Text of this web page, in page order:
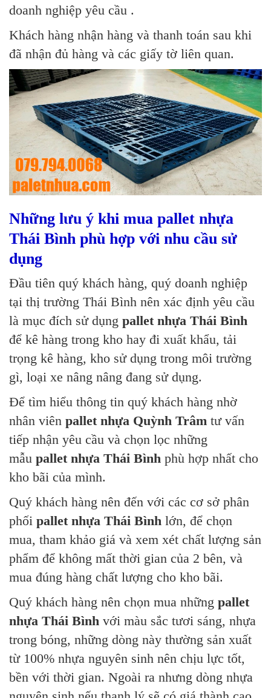
doanh nghiệp yêu cầu .
Khách hàng nhận hàng và thanh toán sau khi
đã nhận đủ hàng và các giấy tờ liên quan.
Những lưu ý khi mua pallet nhựa
Thái Bình phù hợp với nhu cầu sử
dụng
Đầu tiên quý khách hàng, quý doanh nghiệp
tại thị trường Thái Bình nên xác định yêu cầu
là mục đích sử dụng pallet nhựa Thái Bình
để kê hàng trong kho hay đi xuất khẩu, tải
trọng kê hàng, kho sử dụng trong môi trường
gì, loại xe nâng nâng đang sử dụng.
Để tìm hiểu thông tin quý khách hàng nhờ
nhân viên pallet nhựa Quỳnh Trâm tư vấn
tiếp nhận yêu cầu và chọn lọc những
mẫu pallet nhựa Thái Bình phù hợp nhất cho
kho bãi của mình.
Quý khách hàng nên đến với các cơ sở phân
phối pallet nhựa Thái Bình lớn, để chọn
mua, tham khảo giá và xem xét chất lượng sản
phẩm để không mất thời gian của 2 bên, và
mua đúng hàng chất lượng cho kho bãi.
Quý khách hàng nên chọn mua những pallet
nhựa Thái Bình với màu sắc tươi sáng, nhựa
trong bóng, những dòng này thường sản xuất
từ 100% nhựa nguyên sinh nên chịu lực tốt,
bền với thời gian. Ngoài ra nhưng dòng nhựa